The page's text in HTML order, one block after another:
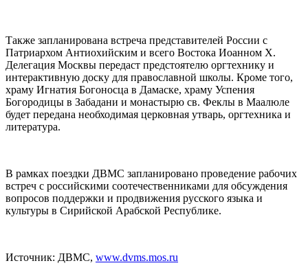
Также запланирована встреча представителей России с
Патриархом Антиохийским и всего Востока Иоанном Х.
Делегация Москвы передаст предстоятелю оргтехнику и
интерактивную доску для православной школы. Кроме того,
храму Игнатия Богоносца в Дамаске, храму Успения
Богородицы в Забадани и монастырю св. Феклы в Маалюле
будет передана необходимая церковная утварь, оргтехника и
литература.
В рамках поездки ДВМС запланировано проведение рабочих
встреч с российскими соотечественниками для обсуждения
вопросов поддержки и продвижения русского языка и
культуры в Сирийской Арабской Республике.
Источник: ДВМС, www.dvms.mos.ru